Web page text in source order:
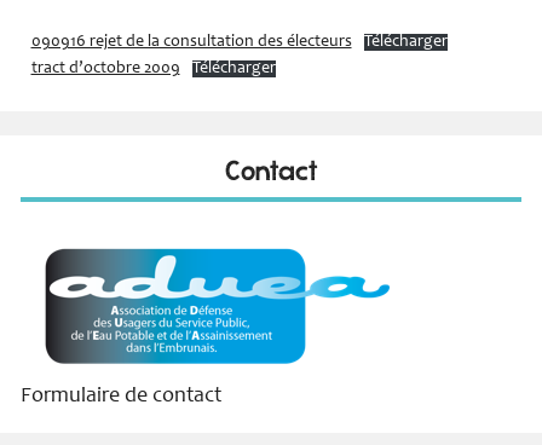
090916 rejet de la consultation des électeurs
Télécharger
tract d’octobre 2009
Télécharger
Contact
Formulaire de contact